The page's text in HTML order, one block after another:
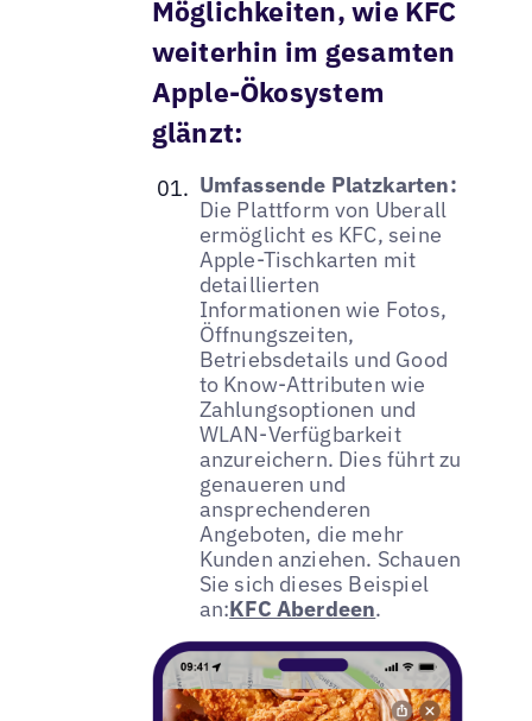
Möglichkeiten, wie KFC
weiterhin im gesamten
Apple-Ökosystem
glänzt:
Umfassende Platzkarten:
Die Plattform von Uberall
ermöglicht es KFC, seine
Apple-Tischkarten mit
detaillierten
Informationen wie Fotos,
Öffnungszeiten,
Betriebsdetails und Good
to Know-Attributen wie
Zahlungsoptionen und
WLAN-Verfügbarkeit
anzureichern. Dies führt zu
genaueren und
ansprechenderen
Angeboten, die mehr
Kunden anziehen. Schauen
Sie sich dieses Beispiel
an:KFC Aberdeen.